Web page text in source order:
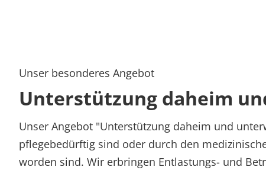
Unser besonderes Angebot
Unterstützung daheim
Unser Angebot "Unterstützung daheim und
pflegebedürftig sind oder durch den
worden sind. Wir erbringen Entlastungs- und